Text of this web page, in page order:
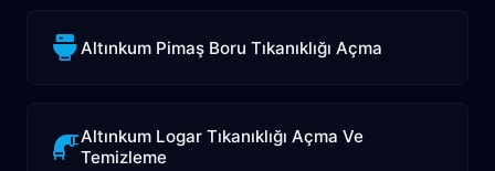
Altınkum Pimaş Boru Tıkanıklığı Açma
Altınkum Logar Tıkanıklığı Açma Ve
Temizleme